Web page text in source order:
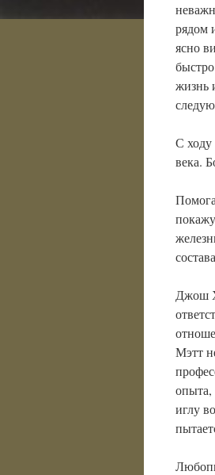
рядом
ясно
жизнь
С ходу
века.
Джош
Мэтт
опыта,
иглу